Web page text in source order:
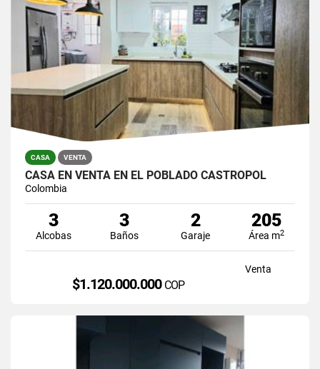
CASA VENTA
CASA EN VENTA EN EL POBLADO CASTROPOL
Colombia
3
Alcobas
3
Baños
2
Garaje
205
Área m2
Venta
$1.120.000.000 COP